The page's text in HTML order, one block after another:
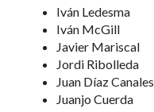
Iván Ledesma
Iván McGill
Javier Mariscal
Jordi Ribolleda
Juan Díaz Canales
Juanjo Cuerda